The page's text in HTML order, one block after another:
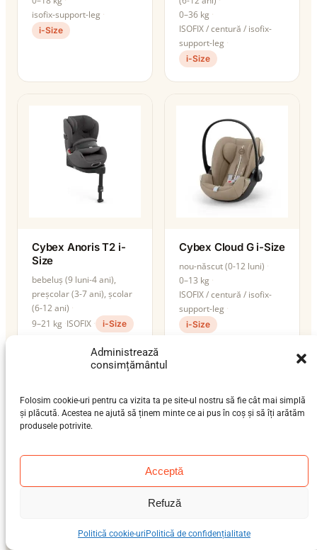
Administrează
consimțământul
Folosim cookie-uri pentru ca vizita ta pe site-ul nostru să fie cât mai simplă
și plăcută. Acestea ne ajută să ținem minte ce ai pus în coș și să îți arătăm
produsele potrivite.
Acceptă
Refuză
Politică cookie-uri Politică de confidențialitate
isofix-support-leg
i-Size
0–36 kg
ISOFIX / centură / isofix-
support-leg
i-Size
Cybex Anoris T2 i-
Size
bebeluș (9 luni-4 ani),
preșcolar (3-7 ani), școlar
(6-12 ani)
9–21 kg ISOFIX i-Size
Cybex Cloud G i-Size
nou-născut (0-12 luni)
0–13 kg
ISOFIX / centură / isofix-
support-leg
i-Size